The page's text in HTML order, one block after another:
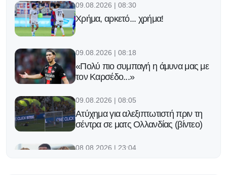
09.08.2026 | 08:30
Χρήμα, αρκετό... χρήμα!
09.08.2026 | 08:18
«Πολύ πιο συμπαγή η άμυνα μας με
τον Καρσέδο...»
09.08.2026 | 08:05
Ατύχημα για αλεξιπτωτιστή πριν τη
σέντρα σε ματς Ολλανδίας (βίντεο)
08.08.2026 | 23:04